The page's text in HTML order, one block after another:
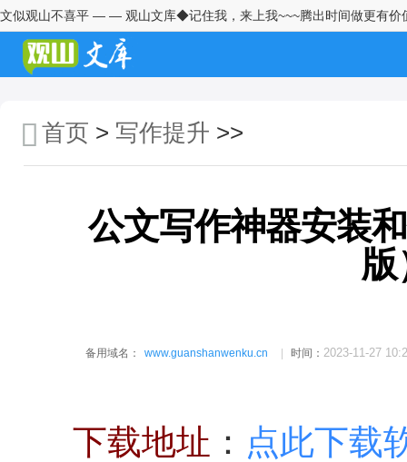
文似观山不喜平 — — 观山文库◆记住我，来上我~~~腾出时间做更有价
首页 > 写作提升 >>
公文写作神器安装
版
备用域名： www.guanshanwenku.cn 时间： 2023-11-27
下载地址 ： 点此下载
会议认为、会议指出、会议强
调、会议要求——公文写作中到
底该用哪个？
税务系统信息写作培训讲稿
在全省文稿写作培训班上的发
以高质量巡察报告推动问题整
改---如何写好巡察报告